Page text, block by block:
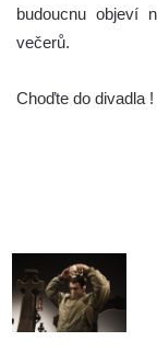
budoucnu objeví
večerů.
Choďte do divadla !